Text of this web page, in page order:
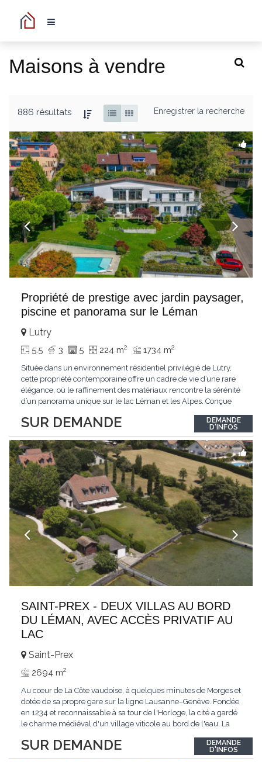
Maisons à vendre
886 résultats Enregistrer la recherche
Propriété de prestige avec jardin paysager,
piscine et panorama sur le Léman
SUR DEMANDE
Lutry
5.5 3 5 224 m2 1734 m2
Située dans un environnement résidentiel privilégié de Lutry,
cette propriété contemporaine offre un cadre de vie d’une rare
élégance, où le raffinement des matériaux rencontre la sérénité
d’un panorama unique sur le lac Léman et les Alpes. Conçue
distingue par ses espaces généreux et son atmosphère
résolument harmonieuse. Caractéristiques...
DEMANDE
D'INFOS
SAINT-PREX - DEUX VILLAS AU BORD
DU LÉMAN, AVEC ACCÈS PRIVATIF AU
LAC
SUR DEMANDE
Saint-Prex
2694 m2
Au cœur de La Côte vaudoise, à quelques minutes de Morges et
dotée de sa propre gare sur la ligne Lausanne–Genève. Fondée
en 1234 et reconnaissable à sa tour de l'Horloge, la cité a gardé
le charme médiéval d'un village viticole au bord de l'eau. La
immédiate des villes. Dans cet environnement privilégié, une
propriété...
DEMANDE
D'INFOS